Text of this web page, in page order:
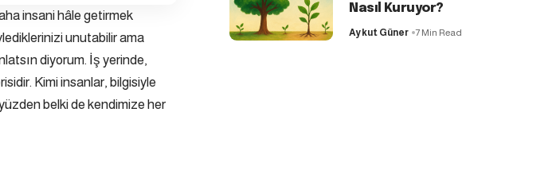
insani hâle getirmek
unutabilir ama
diyorum. İş yerinde,
Kimi insanlar, bilgisiyle
belki de kendimize her
Nasıl Kuruyor?
Aykut Güner 7 Min Read